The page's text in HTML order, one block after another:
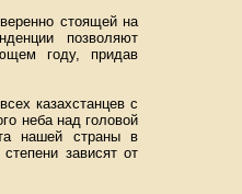
стоящей на
позволяют
году, придав
казахстанцев с
неба над головой
нашей страны в
зависят от